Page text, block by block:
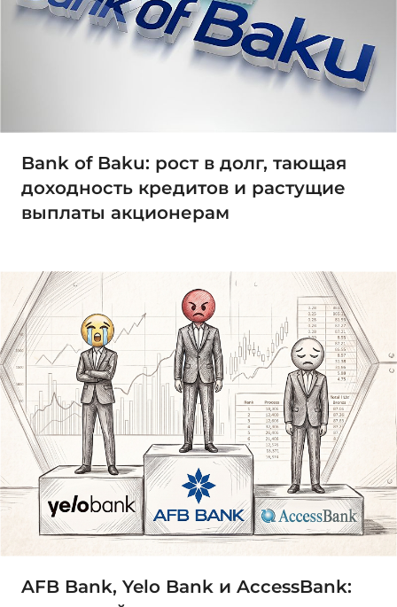
Bank of Baku: рост в долг, тающая
доходность кредитов и растущие
выплаты акционерам
AFB Bank, Yelo Bank и AccessBank: